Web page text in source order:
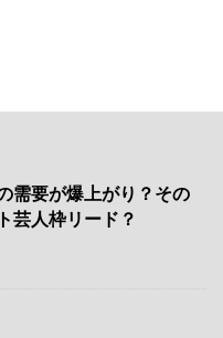
需要が爆上がり？その
芸人枠リード？